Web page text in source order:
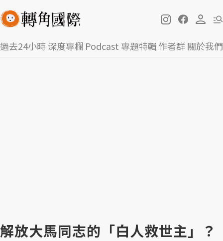
過去24小時深度專欄 Podcast 專題特輯作者群關於我們
解放大馬同志的「白人救世主」？